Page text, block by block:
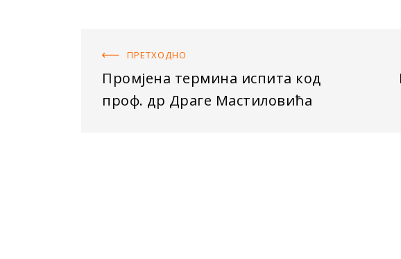
ПРЕТХОДНO
Промјена термина испита код
проф. др Драге Мастиловића